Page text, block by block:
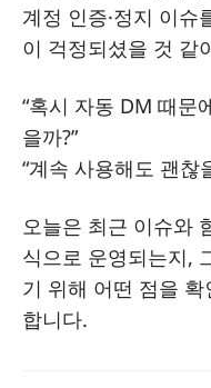
계정 인증·정지 이
이 걱정되셨을 것 같
“혹시 자동 DM 때문
을까?”
“계속 사용해도 괜찮
오늘은 최근 이슈와
식으로 운영되는지,
기 위해 어떤 점을
합니다.